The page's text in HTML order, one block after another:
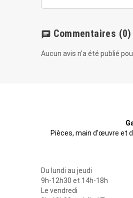
chat Commentaires (0)
Aucun avis n'a été publié
Pièces, main d'œuvre et
Du lundi au jeudi
9h-12h30 et 14h-18h
Le vendredi